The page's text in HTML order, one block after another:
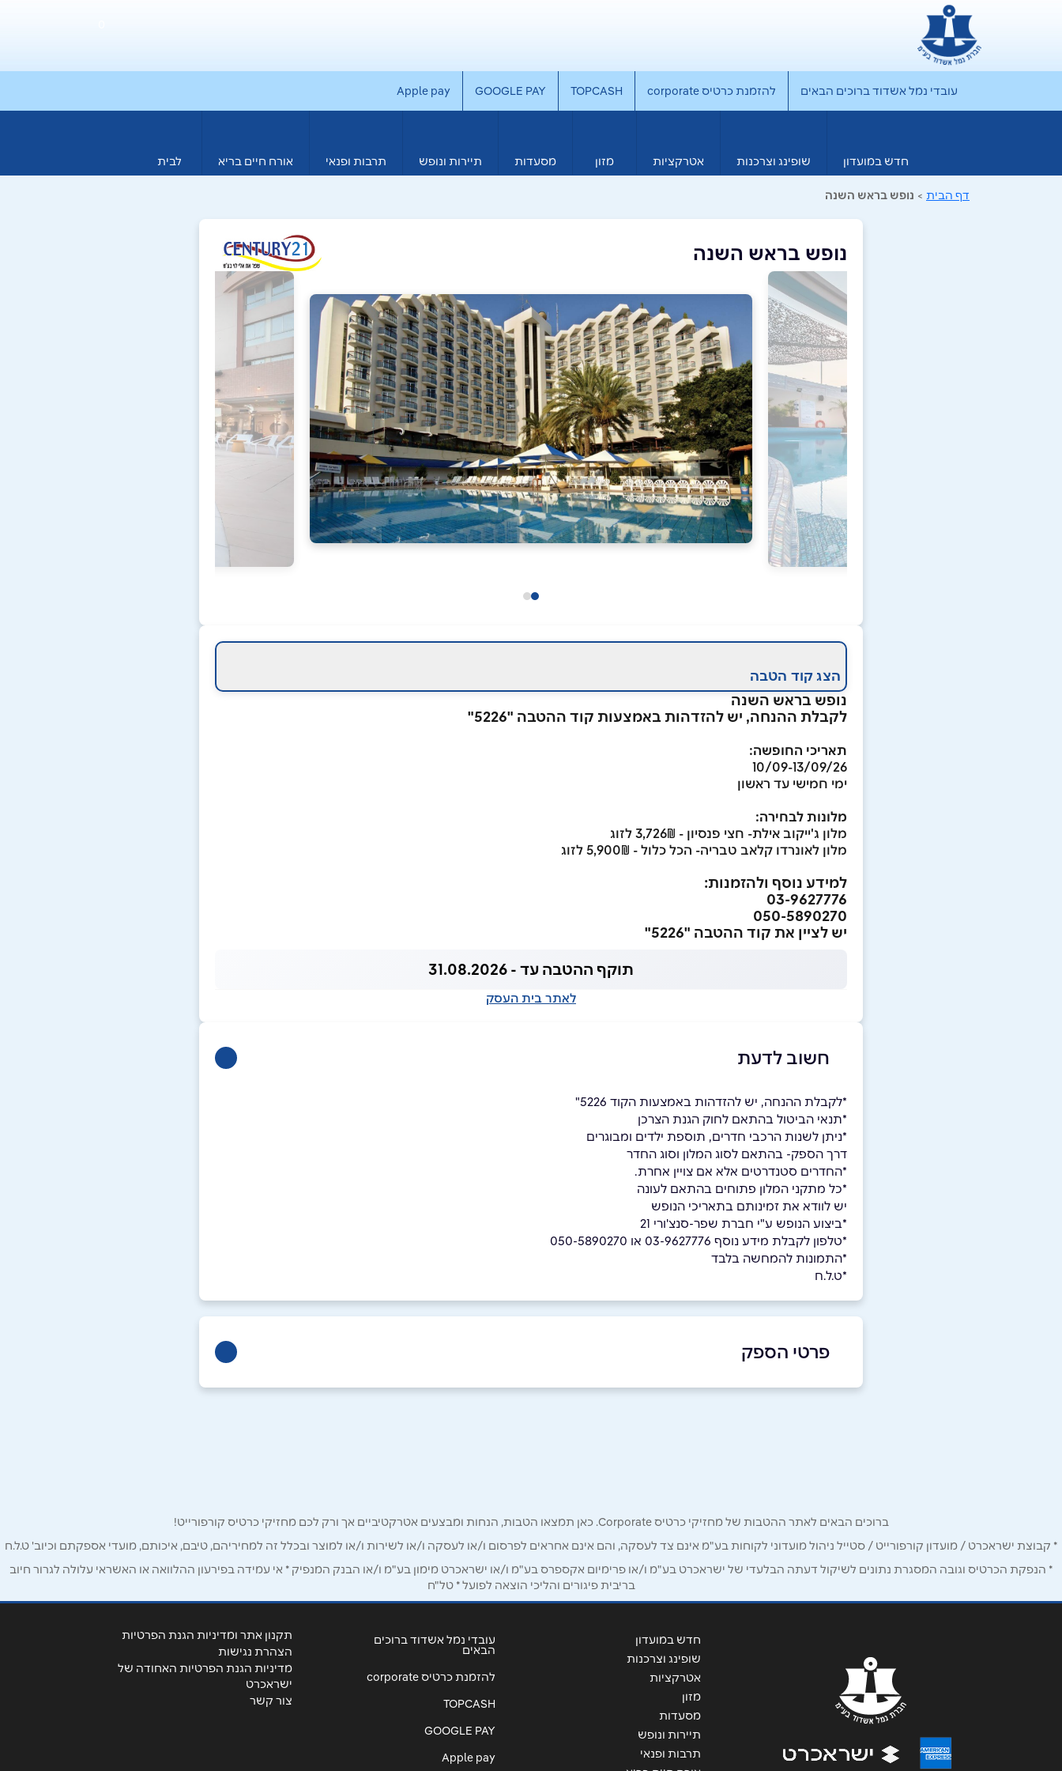
עובדי נמל אשדוד ברוכים הבאים להזמנת כרטיס corporate TOPCASH
GOOGLE PAY
Apple pay
חדש במועדון שופינג וצרכנות אטרקציות מזון מסעדות תיירות ונופש תרבות ופנאי אורח חיים בריא לבית
דף הבית > נופש בראש השנה
נופש בראש השנה
הצג קוד הטבה
נופש בראש השנה
לקבלת ההנחה, יש להזדהות באמצעות קוד ההטבה "5226"
תאריכי החופשה:
10/09-13/09/26
ימי חמישי עד ראשון
מלונות לבחירה:
מלון ג'ייקוב אילת- חצי פנסיון - 3,726₪ לזוג
מלון לאונרדו קלאב טבריה- הכל כלול - 5,900₪ לזוג
למידע נוסף ולהזמנות:
03-9627776
050-5890270
יש לציין את קוד ההטבה "5226"
תוקף ההטבה עד - 31.08.2026
לאתר בית העסק
חשוב לדעת
*לקבלת ההנחה, יש להזדהות באמצעות הקוד 5226"
*תנאי הביטול בהתאם לחוק הגנת הצרכן
*ניתן לשנות הרכבי חדרים, תוספת ילדים ומבוגרים
דרך הספק- בהתאם לסוג המלון וסוג החדר
*החדרים סטנדרטים אלא אם צויין אחרת.
*כל מתקני המלון פתוחים בהתאם לעונה
יש לוודא את זמינותם בתאריכי הנופש
*ביצוע הנופש ע"י חברת שפר-סנצ'ורי 21
*טלפון לקבלת מידע נוסף 03-9627776 או 050-5890270
*התמונות להמחשה בלבד
*ט.ל.ח
פרטי הספק
שם מלא
טלפון* אימייל*
ברוכים הבאים לאתר ההטבות של מחזיקי כרטיס Corporate. כאן תמצאו הטבות, הנחות ומבצעים אטרקטיביים אך ורק לכם מחזיקי כרטיס קורפורייט!
* קבוצת ישראכרט / מועדון קורפורייט / סטייל ניהול מועדוני לקוחות בע"מ אינם צד לעסקה, והם אינם אחראים לפרסום ו/או לעסקה ו/או לשירות ו/או למוצר ובכלל זה למחיריהם, טיבם, איכותם, מועדי אספקתם וכיוב' ט.ל.ח
* הנפקת הכרטיס וגובה המסגרת נתונים לשיקול דעתה הבלעדי של ישראכרט בע"מ ו/או פרימיום אקספרס בע"מ ו/או ישראכרט מימון בע"מ ו/או הבנק המנפיק * אי עמידה בפירעון ההלוואה או האשראי עלולה לגרור חיוב
בריבית פיגורים והליכי הוצאה לפועל * טל"ח
חדש במועדון
שופינג וצרכנות
אטרקציות
מזון
מסעדות
תיירות ונופש
תרבות ופנאי
עובדי נמל אשדוד ברוכים
הבאים
להזמנת כרטיס corporate
TOPCASH
GOOGLE PAY
Apple pay
תקנון אתר ומדיניות הגנת הפרטיות
הצהרת נגישות
מדיניות הגנת הפרטיות האחודה של
ישראכרט
צור קשר